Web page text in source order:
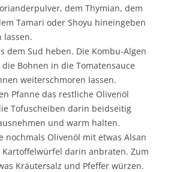
dem Thymian, dem
Tamari oder Shoyu hineingeben
lassen.
dem Sud heben. Die Kombu-Algen
Bohnen in die Tomatensauce
weiterschmoren lassen.
Pfanne das restliche Olivenöl
Tofuscheiben darin beidseitig
und warm halten.
nochmals Olivenöl mit etwas Alsan
darin anbraten. Zum
Kräutersalz und Pfeffer würzen.